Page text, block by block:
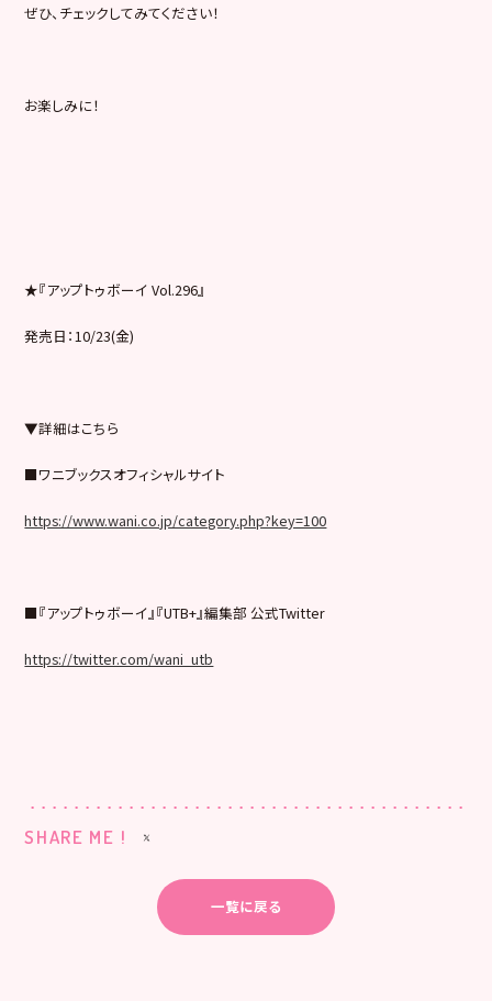
ぜひ、チェックしてみてください！
お楽しみに！
★『アップトゥボーイ Vol.296』
発売日：10/23(金)
▼詳細はこちら
■ワニブックスオフィシャルサイト
https://www.wani.co.jp/category.php?key=100
■『アップトゥボーイ』『UTB+』編集部 公式Twitter
https://twitter.com/wani_utb
SHARE ME !
一覧に戻る